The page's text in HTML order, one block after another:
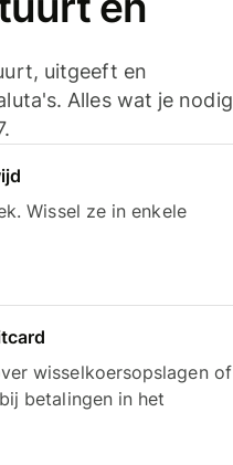
uitgeeft en
Alles wat je nodig
Wissel ze in enkele
wisselkoersopslagen of
betalingen in het